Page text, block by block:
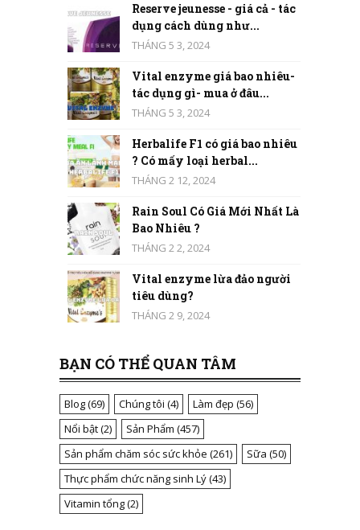
Reserve jeunesse - giá cả - tác
dụng cách dùng như...
THÁNG 5 3, 2024
Vital enzyme giá bao nhiêu-
tác dụng gì- mua ở đâu...
THÁNG 5 3, 2024
Herbalife F1 có giá bao nhiêu
? Có mấy loại herbal...
THÁNG 2 12, 2024
Rain Soul Có Giá Mới Nhất Là
Bao Nhiêu ?
THÁNG 2 2, 2024
Vital enzyme lừa đảo người
tiêu dùng?
THÁNG 2 9, 2024
BẠN CÓ THỂ QUAN TÂM
Blog(69) Chúng tôi (4) Làm đẹp (56)
Nổi bật(2) Sản Phẩm (457)
Sản phẩm chăm sóc sức khỏe (261) Sữa (50)
Thực phẩm chức năng sinh Lý(43)
Vitamin tổng(2)